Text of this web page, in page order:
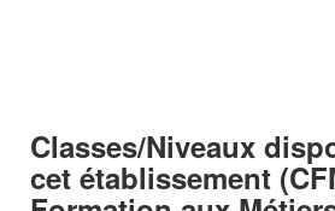
Classes/Niveaux
cet établissement